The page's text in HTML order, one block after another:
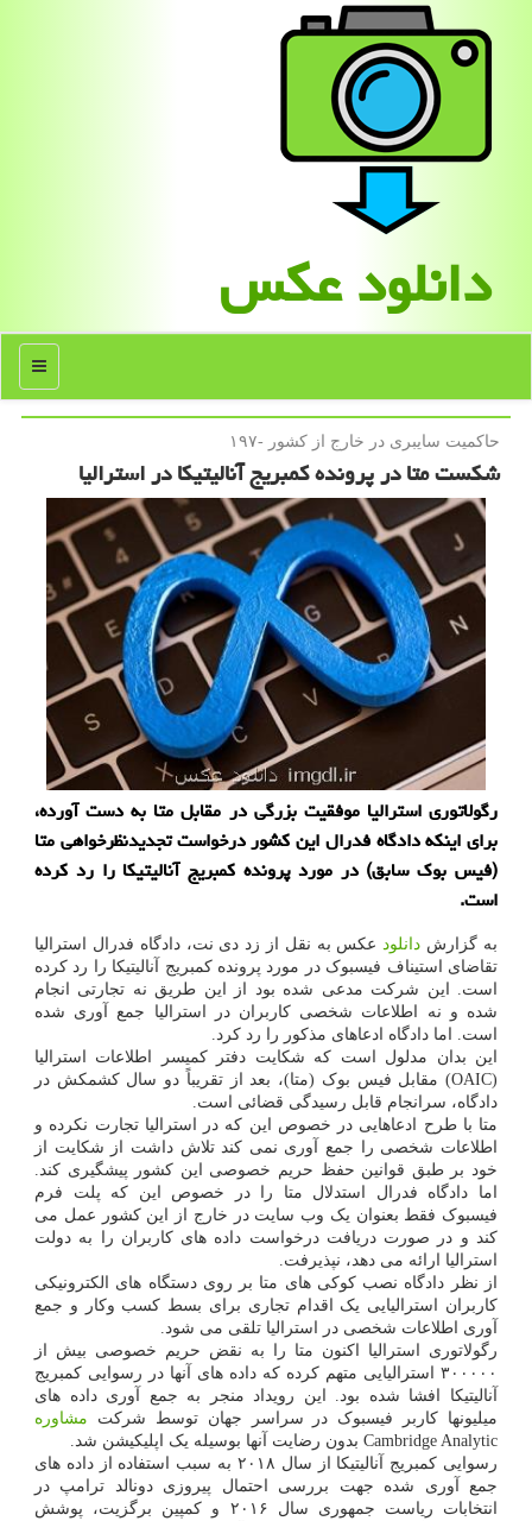
دانلود عكس
منو
حاكمیت سایبری در خارج از كشور -۱۹۷
شکست متا در پرونده کمبریج آنالیتیکا در استرالیا
رگولاتوری استرالیا موفقیت بزرگی در مقابل متا به دست آورده،
برای اینکه دادگاه فدرال این کشور درخواست تجدیدنظرخواهی متا
(فیس بوک سابق) در مورد پرونده کمبریج آنالیتیکا را رد کرده
است.
به گزارش دانلودعکس به نقل از زد دی نت، دادگاه فدرال استرالیا
تقاضای استیناف فیسبوک در مورد پرونده کمبریج آنالیتیکا را رد کرده
است. این شرکت مدعی شده بود از این طریق نه تجارتی انجام
شده و نه اطلاعات شخصی کاربران در استرالیا جمع آوری شده
است. اما دادگاه ادعاهای مذکور را رد کرد.
این بدان مدلول است که شکایت دفتر کمیسر اطلاعات استرالیا
(OAIC) مقابل فیس بوک (متا)، بعد از تقریباً دو سال کشمکش در
دادگاه، سرانجام قابل رسیدگی قضائی است.
متا با طرح ادعاهایی در خصوص این که در استرالیا تجارت نکرده و
اطلاعات شخصی را جمع آوری نمی کند تلاش داشت از شکایت از
خود بر طبق قوانین حفظ حریم خصوصی این کشور پیشگیری کند.
اما دادگاه فدرال استدلال متا را در خصوص این که پلت فرم
فیسبوک فقط بعنوان یک وب سایت در خارج از این کشور عمل می
کند و در صورت دریافت درخواست داده های کاربران را به دولت
استرالیا ارائه می دهد، نپذیرفت.
از نظر دادگاه نصب کوکی های متا بر روی دستگاه های الکترونیکی
کاربران استرالیایی یک اقدام تجاری برای بسط کسب وکار و جمع
آوری اطلاعات شخصی در استرالیا تلقی می شود.
رگولاتوری استرالیا اکنون متا را به نقض حریم خصوصی بیش از
۳۰۰۰۰۰ استرالیایی متهم کرده که داده های آنها در رسوایی کمبریج
آنالیتیکا افشا شده بود. این رویداد منجر به جمع آوری داده های
میلیونها کاربر فیسبوک در سراسر جهان توسط شرکت مشاوره
Cambridge Analytic بدون رضایت آنها بوسیله یک اپلیکیشن شد.
رسوایی کمبریج آنالیتیکا از سال ۲۰۱۸ به سبب استفاده از داده های
جمع آوری شده جهت بررسی احتمال پیروزی دونالد ترامپ در
انتخابات ریاست جمهوری سال ۲۰۱۶ و کمپین برگزیت، پوشش